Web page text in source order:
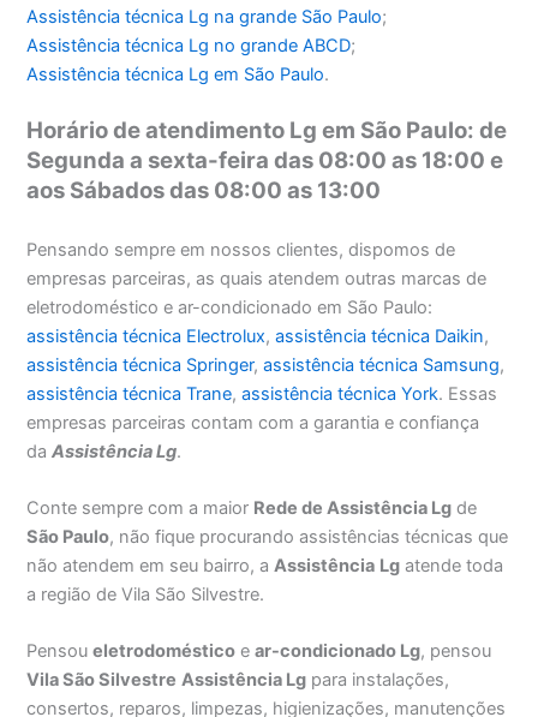
Assistência técnica Lg na grande São Paulo;
Assistência técnica Lg no grande ABCD;
Assistência técnica Lg em São Paulo.
Horário de atendimento Lg em São Paulo: de
Segunda a sexta-feira das 08:00 as 18:00 e
aos Sábados das 08:00 as 13:00
Pensando sempre em nossos clientes, dispomos de
empresas parceiras, as quais atendem outras marcas de
eletrodoméstico e ar-condicionado em São Paulo:
assistência técnica Electrolux,assistência técnica Daikin,
assistência técnica Springer,assistência técnica Samsung,
assistência técnica Trane,assistência técnica York. Essas
empresas parceiras contam com a garantia e confiança
daAssistência Lg.
Conte sempre com a maior Rede de Assistência Lg de
São Paulo, não fique procurando assistências técnicas que
não atendem em seu bairro, aAssistência Lg atende toda
a região de Vila São Silvestre.
Pensoueletrodoméstico ear-condicionado Lg, pensou
Vila São Silvestre Assistência Lg para instalações,
consertos, reparos, limpezas, higienizações, manutenções